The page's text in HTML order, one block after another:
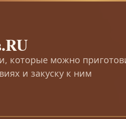
которые можно
и закуску к ним